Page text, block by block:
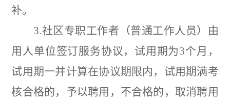
补。
3.社区专职工作者（普通工作人员）由
用人单位签订服务协议，试用期为3个月，
试用期一并计算在协议期限内，试用期满考
核合格的，予以聘用，不合格的，取消聘用